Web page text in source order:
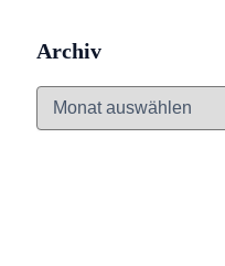
Archiv